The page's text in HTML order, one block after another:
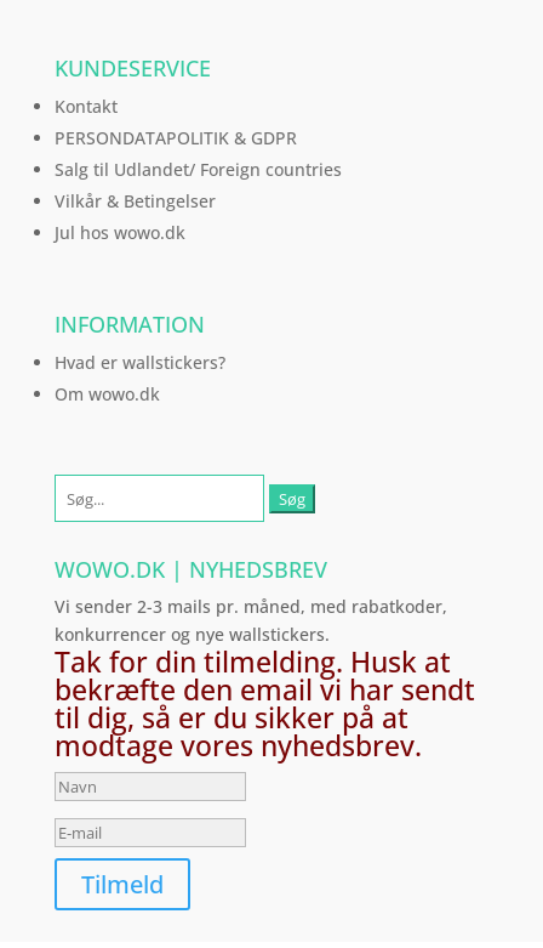
KUNDESERVICE
Kontakt
PERSONDATAPOLITIK & GDPR
Salg til Udlandet/ Foreign countries
Vilkår & Betingelser
Jul hos wowo.dk
INFORMATION
Hvad er wallstickers?
Om wowo.dk
efter:
WOWO.DK | NYHEDSBREV
Vi sender 2-3 mails pr. måned, med rabatkoder,
konkurrencer og nye wallstickers.
Tak for din tilmelding. Husk at
bekræfte den email vi har sendt
til dig, så er du sikker på at
modtage vores nyhedsbrev.
Tilmeld